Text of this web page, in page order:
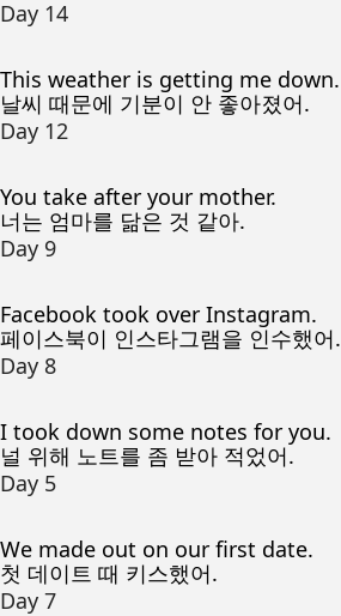
Day 14
This weather is getting me down.
날씨 때문에 기분이 안 좋아졌어.
Day 12
You take after your mother.
너는 엄마를 닮은 것 같아.
Day 9
Facebook took over Instagram.
페이스북이 인스타그램을 인수했어.
Day 8
I took down some notes for you.
널 위해 노트를 좀 받아 적었어.
Day 5
We made out on our first date.
첫 데이트 때 키스했어.
Day 7